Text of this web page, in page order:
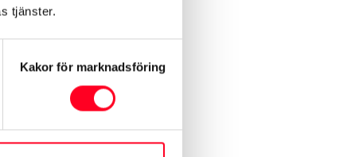
tjänster.
Kakor för marknadsföring